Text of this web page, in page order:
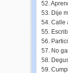
52.
53. Dije
54. Calle
55.
56.
57. No
58.
59.